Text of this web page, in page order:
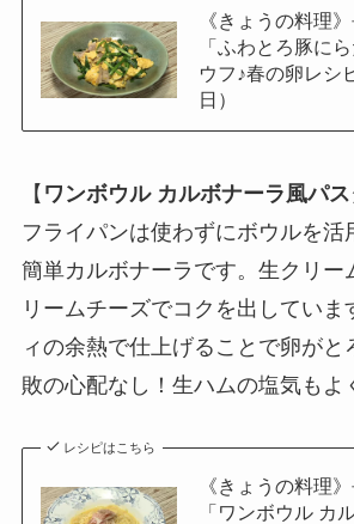
《きょうの料理
「ふわとろ豚に
ウフ♪春の卵レシ
日）
【 ワンボウル カルボナーラ風パス
フライパンは使わずにボウルを活
簡単カルボナーラです。生クリー
リームチーズでコクを出していま
ィの余熱で仕上げることで卵がと
敗の心配なし！生ハムの塩気もよ
レシピはこちら
《きょうの料理
「ワンボウル カ